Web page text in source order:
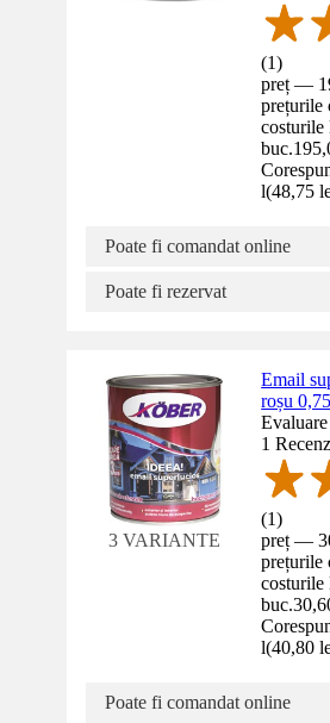
(1)
preț —
prețurile
buc.
l(48,75
Poate fi comandat online
Poate fi rezervat
3 VARIANTE
Email
roșu
1
(1)
preț —
prețurile
buc.
l(40,80
Poate fi comandat online